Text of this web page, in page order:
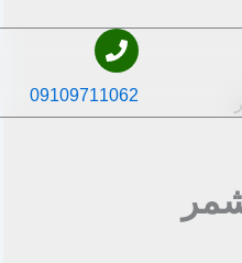
09109711062